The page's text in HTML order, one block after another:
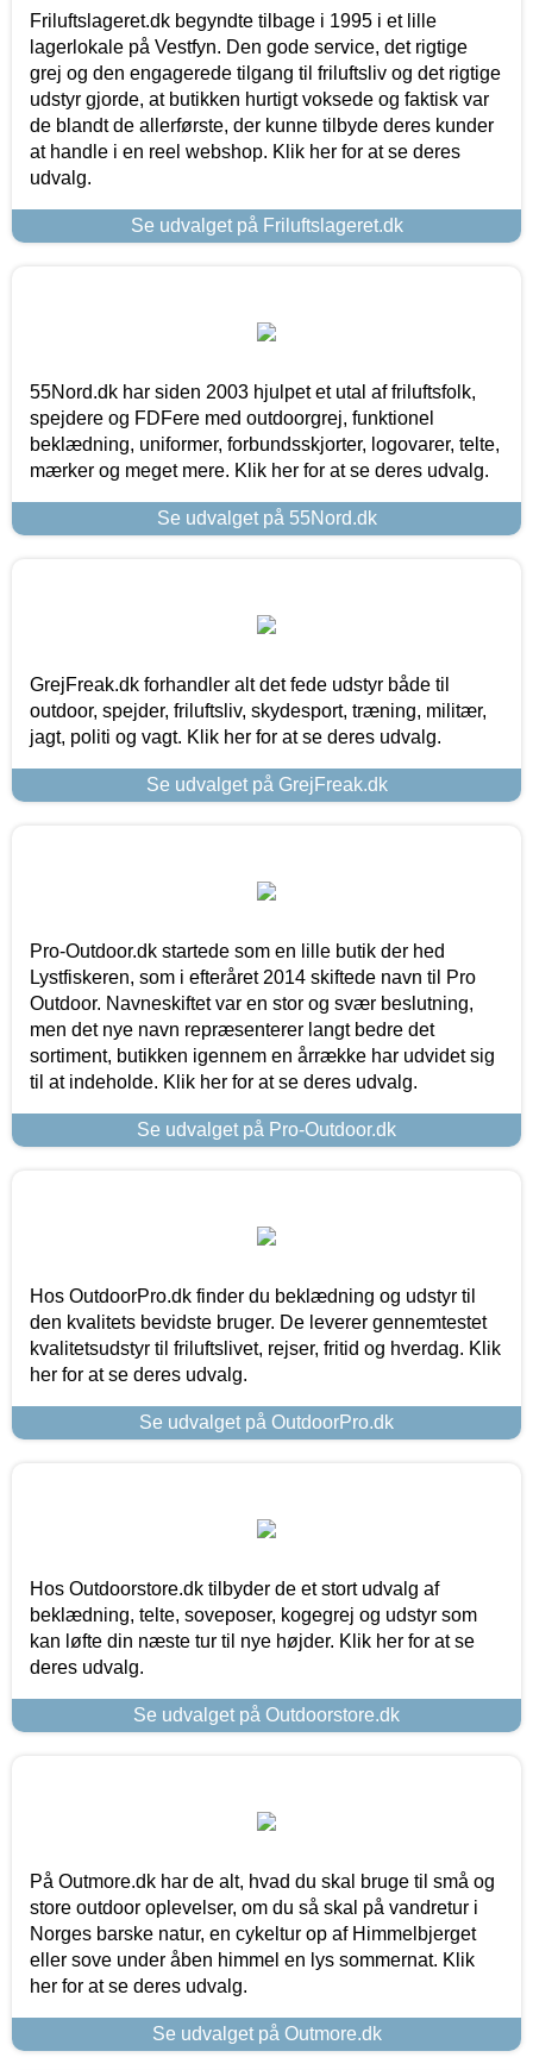
Friluftslageret.dk begyndte tilbage i 1995 i et lille
lagerlokale på Vestfyn. Den gode service, det rigtige
grej og den engagerede tilgang til friluftsliv og det rigtige
udstyr gjorde, at butikken hurtigt voksede og faktisk var
de blandt de allerførste, der kunne tilbyde deres kunder
at handle i en reel webshop. Klik her for at se deres
udvalg.
Se udvalget på Friluftslageret.dk
55Nord.dk har siden 2003 hjulpet et utal af friluftsfolk,
spejdere og FDFere med outdoorgrej, funktionel
beklædning, uniformer, forbundsskjorter, logovarer, telte,
mærker og meget mere. Klik her for at se deres udvalg.
Se udvalget på 55Nord.dk
GrejFreak.dk forhandler alt det fede udstyr både til
outdoor, spejder, friluftsliv, skydesport, træning, militær,
jagt, politi og vagt. Klik her for at se deres udvalg.
Se udvalget på GrejFreak.dk
Pro-Outdoor.dk startede som en lille butik der hed
Lystfiskeren, som i efteråret 2014 skiftede navn til Pro
Outdoor. Navneskiftet var en stor og svær beslutning,
men det nye navn repræsenterer langt bedre det
sortiment, butikken igennem en årrække har udvidet sig
til at indeholde. Klik her for at se deres udvalg.
Se udvalget på Pro-Outdoor.dk
Hos OutdoorPro.dk finder du beklædning og udstyr til
den kvalitets bevidste bruger. De leverer gennemtestet
kvalitetsudstyr til friluftslivet, rejser, fritid og hverdag. Klik
her for at se deres udvalg.
Se udvalget på OutdoorPro.dk
Hos Outdoorstore.dk tilbyder de et stort udvalg af
beklædning, telte, soveposer, kogegrej og udstyr som
kan løfte din næste tur til nye højder. Klik her for at se
deres udvalg.
Se udvalget på Outdoorstore.dk
På Outmore.dk har de alt, hvad du skal bruge til små og
store outdoor oplevelser, om du så skal på vandretur i
Norges barske natur, en cykeltur op af Himmelbjerget
eller sove under åben himmel en lys sommernat. Klik
her for at se deres udvalg.
Se udvalget på Outmore.dk